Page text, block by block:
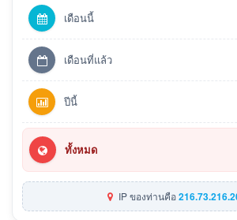
เดือนนี้
เดือนที่แล้ว
ปีนี้
ทั้งหมด
IP ของท่านคือ